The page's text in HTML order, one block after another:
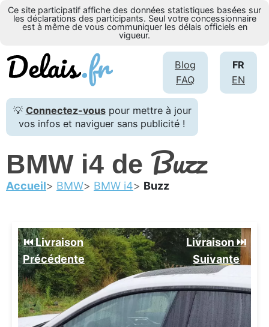
Ce site participatif affiche des données statistiques basées sur
les déclarations des participants. Seul votre concessionnaire
est à même de vous communiquer les délais officiels en
vigueur.
FR
EN
Blog
FAQ
💡 Connectez-vouspour mettre à jour
vos infos et naviguer sans publicité !
BMW i4 de Buzz
Accueil BMW BMW i4 Buzz
⏮️ Livraison
Précédente
Livraison ⏭️
Suivante️